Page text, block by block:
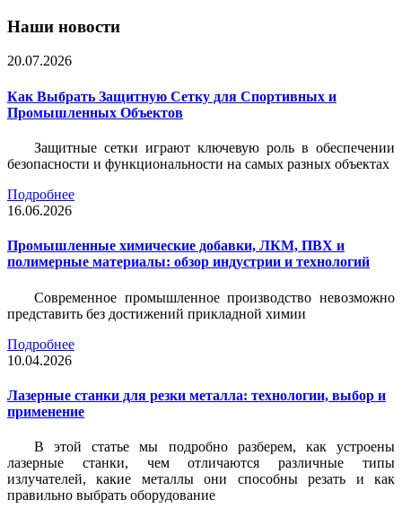
Наши новости
20.07.2026
Как Выбрать Защитную Сетку для Спортивных и
Промышленных Объектов
Защитные сетки играют ключевую роль в обеспечении
безопасности и функциональности на самых разных объектах
Подробнее
16.06.2026
Промышленные химические добавки, ЛКМ, ПВХ и
полимерные материалы: обзор индустрии и технологий
Современное промышленное производство невозможно
представить без достижений прикладной химии
Подробнее
10.04.2026
Лазерные станки для резки металла: технологии, выбор и
применение
В этой статье мы подробно разберем, как устроены
лазерные станки, чем отличаются различные типы
излучателей, какие металлы они способны резать и как
правильно выбрать оборудование